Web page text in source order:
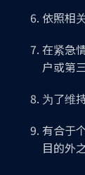
依照相
在紧急
户或第
为了维
有合于
目的外